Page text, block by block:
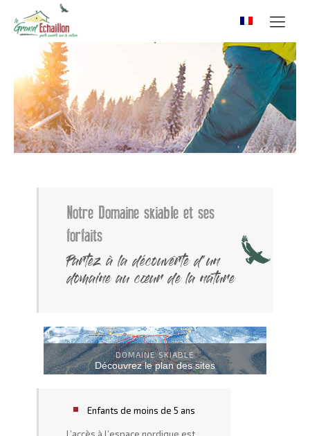
Notre Domaine skiable et ses
forfaits
Partez à la découverte d'un
domaine au cœur de la nature
DOMAINE SKIABLE
Découvrez le plan des sites
Enfants de moins de 5 ans